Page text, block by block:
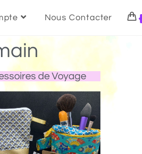
Nous Contacter
de Voyage